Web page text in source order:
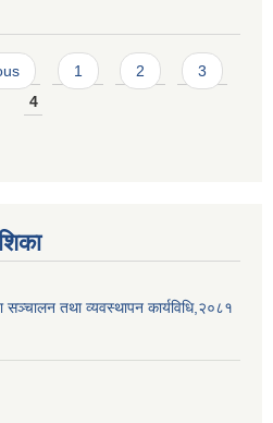
1 2
3
4
सञ्चालन तथा व्यवस्थापन कार्यविधि,२०८१